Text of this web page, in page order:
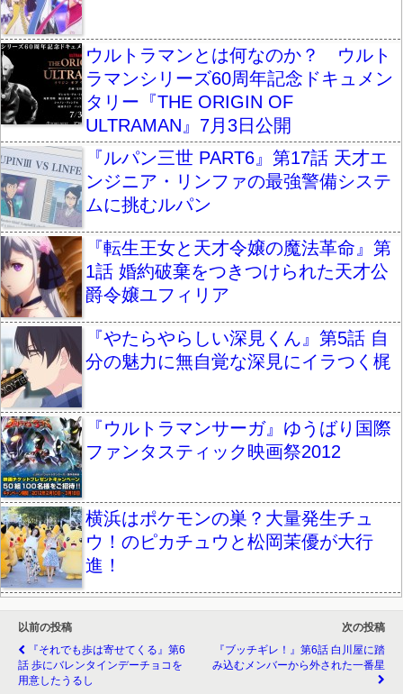
ウルトラマンとは何なのか？ ウルト
ラマンシリーズ60周年記念ドキュメン
タリー『THE ORIGIN OF
ULTRAMAN』7月3日公開
『ルパン三世 PART6』第17話 天才エ
ンジニア・リンファの最強警備システ
ムに挑むルパン
『転生王女と天才令嬢の魔法革命』第
1話 婚約破棄をつきつけられた天才公
爵令嬢ユフィリア
『やたらやらしい深見くん』第5話 自
分の魅力に無自覚な深見にイラつく梶
『ウルトラマンサーガ』ゆうばり国際
ファンタスティック映画祭2012
横浜はポケモンの巣？大量発生チュ
ウ！のピカチュウと松岡茉優が大行
進！
以前の投稿
『それでも歩は寄せてくる』第6
話 歩にバレンタインデーチョコを
用意したうるし
次の投稿
『ブッチギレ！』第6話 白川屋に踏
み込むメンバーから外された一番星